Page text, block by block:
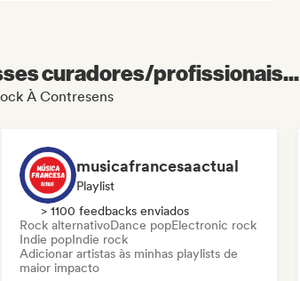
curadores/profissionais...
À Contresens
musicafrancesaactual
Playlist
> 1100 feedbacks enviados
Rock alternativoDance popElectronic rock
Indie popIndie rock
Adicionar artistas às minhas playlists de
maior impacto